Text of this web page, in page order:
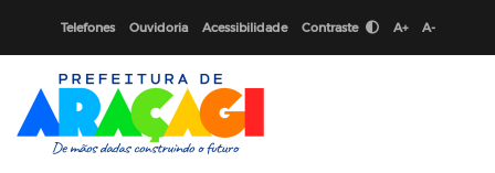
Telefones Ouvidoria Acessibilidade Contraste A+ A-